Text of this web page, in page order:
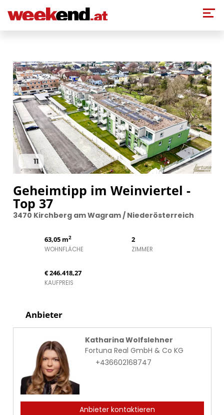
11
Geheimtipp im Weinviertel -
Top 37
3470 Kirchberg am Wagram / Niederösterreich
63,05 m2
WOHNFLÄCHE
2
ZIMMER
€ 246.418,27
KAUFPREIS
Anbieter
Katharina Wolfslehner
Fortuna Real GmbH & Co KG
+436602168747
Anbieter kontaktieren